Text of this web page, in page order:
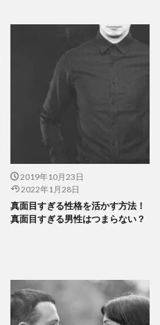
2019年10月23日
2022年1月28日
真面目すぎる性格を活かす方法！
真面目すぎる男性はつまらない？